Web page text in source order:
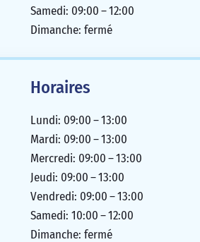
Samedi: 09:00 – 12:00
Dimanche: fermé
Horaires
Lundi: 09:00 – 13:00
Mardi: 09:00 – 13:00
Mercredi: 09:00 – 13:00
Jeudi: 09:00 – 13:00
Vendredi: 09:00 – 13:00
Samedi: 10:00 – 12:00
Dimanche: fermé